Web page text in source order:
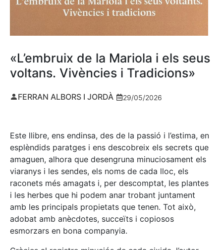
«L’embruix de la Mariola i els seus
voltans. Vivències i Tradicions»
FERRAN ALBORS I JORDÀ 29/05/2026
Este llibre, ens endinsa, des de la passió i l’estima, en
esplèndids paratges i ens descobreix els secrets que
amaguen, alhora que desengruna minuciosament els
viaranys i les sendes, els noms de cada lloc, els
raconets més amagats i, per descomptat, les plantes
i les herbes que hi podem anar trobant juntament
amb les principals propietats que tenen. Tot això,
adobat amb anècdotes, succeïts i copiosos
esmorzars en bona companyia.